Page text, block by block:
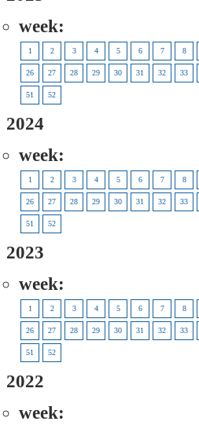
week:
1 2 3 4 5 6 7 8
26 27 28 29 30 31 32 33
51 52
2024
week:
1 2 3 4 5 6 7 8
26 27 28 29 30 31 32 33
51 52
2023
week:
1 2 3 4 5 6 7 8
26 27 28 29 30 31 32 33
51 52
2022
week: